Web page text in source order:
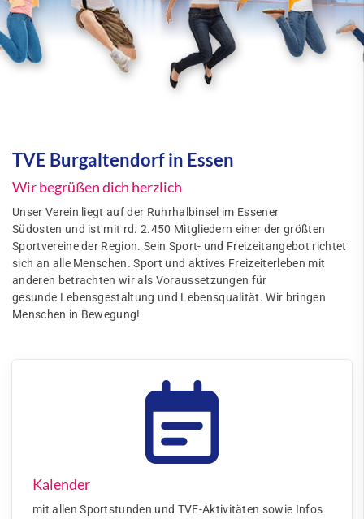
TVE Burgaltendorf in Essen
Wir begrüßen dich herzlich
Unser Verein liegt auf der Ruhrhalbinsel im Essener
Südosten und ist mit rd. 2.450 Mitgliedern einer der größten
Sportvereine der Region. Sein Sport- und Freizeitangebot richtet
sich an alle Menschen. Sport und aktives Freizeiterleben mit
anderen betrachten wir als Voraussetzungen für
gesunde Lebensgestaltung und Lebensqualität. Wir bringen
Menschen in Bewegung!
Kalender
mit allen Sportstunden und TVE-Aktivitäten sowie Infos